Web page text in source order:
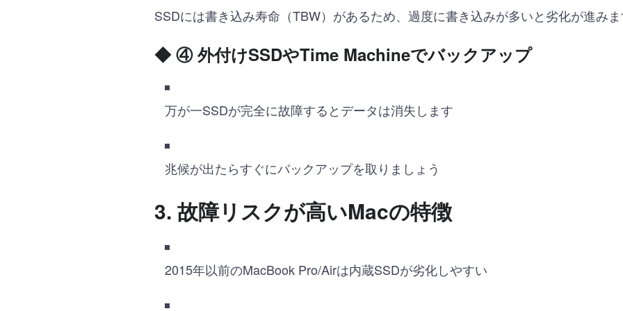
SSDには書き込み寿命（TBW）があるため、過度に書き込みが多いと劣化が進み
◆④ 外付けSSDやTime Machineでバックアップ
万が一SSDが完全に故障するとデータは消失します
兆候が出たらすぐにバックアップを取りましょう
3. 故障リスクが高いMacの特徴
2015年以前のMacBook Pro/Airは内蔵SSDが劣化しやすい